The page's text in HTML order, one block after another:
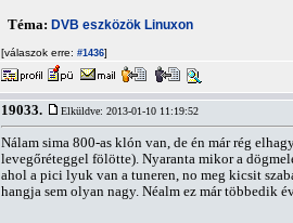
Téma: DVB eszközök Linuxon
[válaszok erre: #1436]
19033. Elküldve: 2013-01-10 11:19:52
Nálam sima 800-as klón van, de én már rég
levegőréteggel fölötte). Nyaranta mikor a
ahol a pici lyuk van a tuneren, no meg kicsit
hangja sem olyan nagy. Néalm ez már többedik